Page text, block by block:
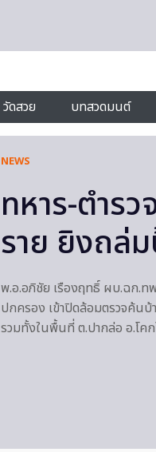
วัดสวย บทสวดมนต์
NEWS
ทหาร-ตำร
ราย ยิงถล่
พ.อ.อภิชัย เรืองฤทธิ์ ผบ.ฉก.ท
ปกครอง เข้าปิดล้อมตรวจค้นบ้
รวมทั้งในพื้นที่ ต.ปากล่อ อ.โค